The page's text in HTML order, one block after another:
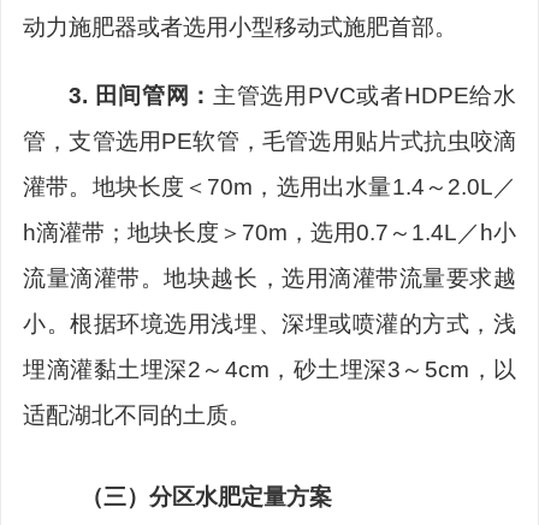
动力施肥器或者选用小型移动式施肥首部。
3. 田间管网： 主管选用PVC或者HDPE给水
管，支管选用PE软管，毛管选用贴片式抗虫咬滴
灌带。地块长度＜ 70m ，选用出水量1.4 ～ 2.0L ／
h滴灌带；地块长度＞ 70m ，选用0.7 ～ 1.4L ／h小
流量滴灌带。地块越长，选用滴灌带流量要求越
小。根据环境选用浅埋、深埋或喷灌的方式，浅
埋滴灌黏土埋深2 ～ 4cm ，砂土埋深3 ～ 5cm ，以
适配湖北不同的土质。
（三） 分区水肥定量方案